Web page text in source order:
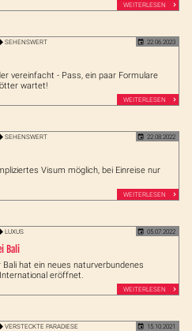
WEITERLESEN
SEHENSWERT 22.06.2023
vereinfacht - Pass, ein paar Formulare
wartet!
WEITERLESEN
SEHENSWERT 22.08.2022
Visum möglich, bei Einreise nur
WEITERLESEN
LUXUS 05.07.2022
Bali
hat ein neues naturverbundenes
eröffnet.
WEITERLESEN
VERSTECKTE PARADIESE 15.10.2021